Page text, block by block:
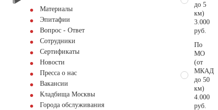
Материалы
Эпитафии
Вопрос - Ответ
Сотрудники
Сертификаты
Новости
Пресса о нас
Вакансии
Кладбища Москвы
Города обслуживания
до 5
км)
3.000
руб.
По
МО
(от
МКАД
до 50
км)
4.000
руб.